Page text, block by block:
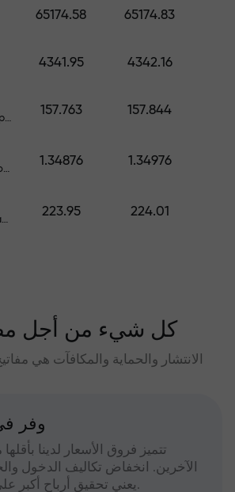
مطبعياً. كلما زاد مبلغ
65174.58 65174.83
4341.95 4342.16
US Dollar vs Japanese Yen
157.763 157.844
Great Britain Pound vs US Dollar
1.34876 1.34976
NVIDIA Corp Nasdaq Stock Exchange (Nasdaq) USD
223.95 224.01
كل شيء من أجل
الانتشار والحماية والمكافآت هي
وفر
تتميز فروق الأسعار لدينا
الآخرين. انخفاض تكاليف الدخول
يعني تحقيق أرباح أكبر على المدى الطويل.